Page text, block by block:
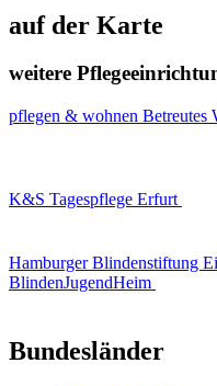
auf der Karte
weitere
pflegen & wohnen Betreutes
K&S Tagespflege Erfurt
Hamburger Blindenstiftung
BlindenJugendHeim
Bundesländer